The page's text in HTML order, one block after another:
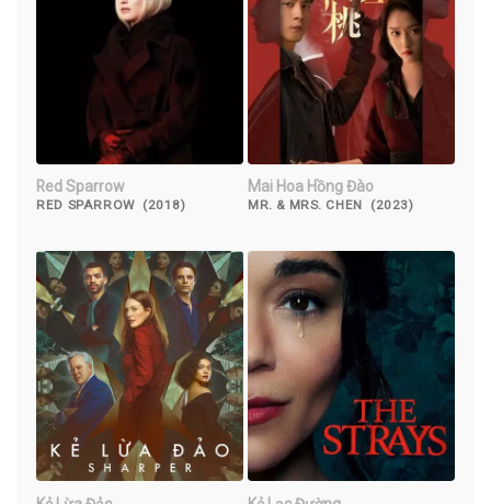
Red Sparrow
RED SPARROW (2018)
Mai Hoa Hồng Đào
MR. & MRS. CHEN (2023)